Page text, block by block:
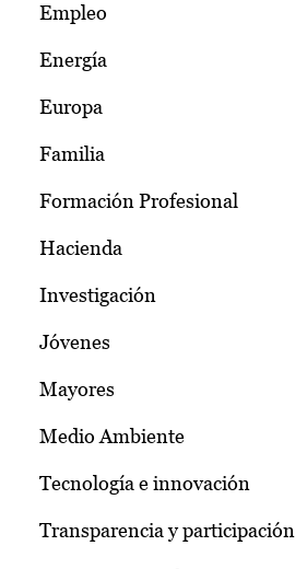
Empleo
Energía
Europa
Familia
Formación Profesional
Hacienda
Investigación
Jóvenes
Mayores
Medio Ambiente
Tecnología e innovación
Transparencia y participación